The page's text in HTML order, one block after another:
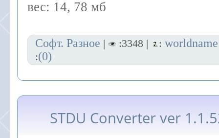
вес: 14, 78 мб
Софт. Разное | :3348 | : worldname
:(0)
STDU Converter ver